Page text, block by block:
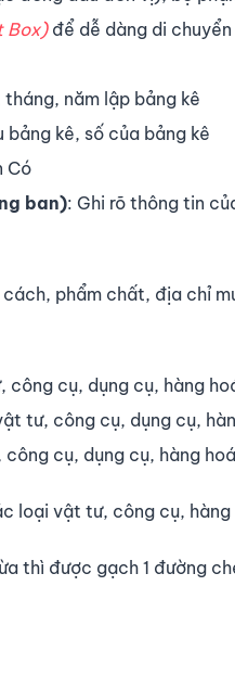
Box) để dễ dàng di
tháng, năm lập bảng kê
bảng kê, số của bảng kê
Có
ban): Ghi rõ thông tin
phẩm chất, địa chỉ
công cụ, dụng cụ, hàng
tư, công cụ, dụng cụ,
cụ, dụng cụ, hàng
loại vật tư, công cụ,
thì được gạch 1 đường